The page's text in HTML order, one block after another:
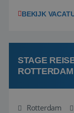
wensen van je
klanten te
boeken! ...
BEKIJK
STAGE
ROTTERDAM
Rotterdam